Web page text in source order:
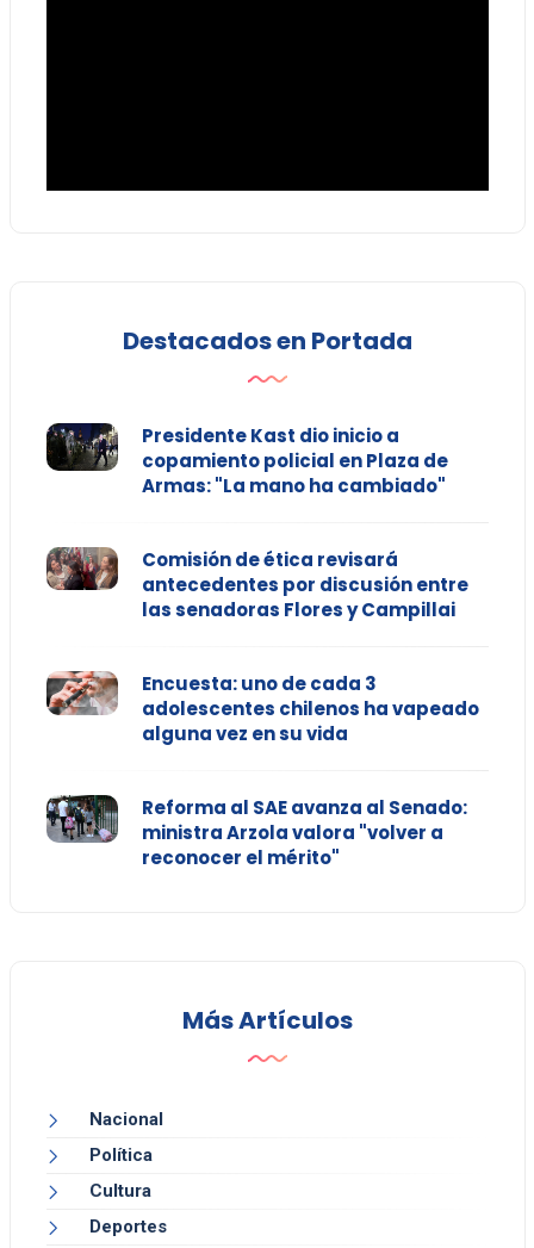
Destacados en Portada
Presidente Kast dio inicio a
copamiento policial en Plaza de
Armas: "La mano ha cambiado"
Comisión de ética revisará
antecedentes por discusión entre
las senadoras Flores y Campillai
Encuesta: uno de cada 3
adolescentes chilenos ha vapeado
alguna vez en su vida
Reforma al SAE avanza al Senado:
ministra Arzola valora "volver a
reconocer el mérito"
Más Artículos
Nacional
Política
Cultura
Deportes